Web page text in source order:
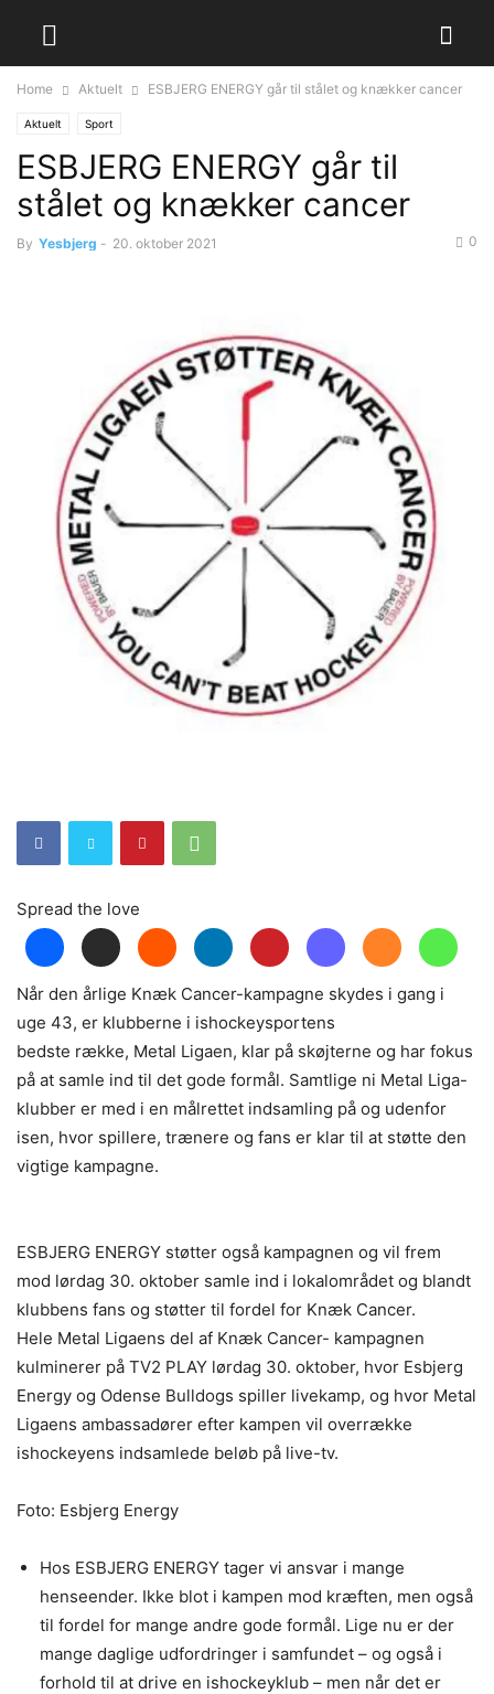
Home Aktuelt ESBJERG ENERGY går til stålet og knækker cancer
Aktuelt Sport
ESBJERG ENERGY går til
stålet og knækker cancer
By Yesbjerg - 20. oktober 2021 0
Spread the love
Når den årlige Knæk Cancer-kampagne skydes i gang i
uge 43, er klubberne i ishockeysportens
bedste række, Metal Ligaen, klar på skøjterne og har fokus
på at samle ind til det gode formål. Samtlige ni Metal Liga-
klubber er med i en målrettet indsamling på og udenfor
isen, hvor spillere, trænere og fans er klar til at støtte den
vigtige kampagne.
ESBJERG ENERGY støtter også kampagnen og vil frem
mod lørdag 30. oktober samle ind i lokalområdet og blandt
klubbens fans og støtter til fordel for Knæk Cancer.
Hele Metal Ligaens del af Knæk Cancer- kampagnen
kulminerer på TV2 PLAY lørdag 30. oktober, hvor Esbjerg
Energy og Odense Bulldogs spiller livekamp, og hvor Metal
Ligaens ambassadører efter kampen vil overrække
ishockeyens indsamlede beløb på live-tv.
Foto: Esbjerg Energy
Hos ESBJERG ENERGY tager vi ansvar i mange
henseender. Ikke blot i kampen mod kræften, men også
til fordel for mange andre gode formål. Lige nu er der
mange daglige udfordringer i samfundet – og også i
forhold til at drive en ishockeyklub – men når det er